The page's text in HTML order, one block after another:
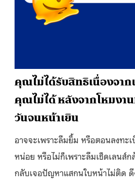
คุณไม่ได้รับสิทธิเนื่องจา
คุณไม่ได้หลังจากโหมงา
วันจนหน้าเยิน
อาจจะเพราะลืมยิ้ม หรือตอนลงทะ
หน่อย หรือไม่ก็เพราะลืมเช็ดเลนส์
กลับเจอปัญหาแสกนใบหน้าไม่ติด ดึ